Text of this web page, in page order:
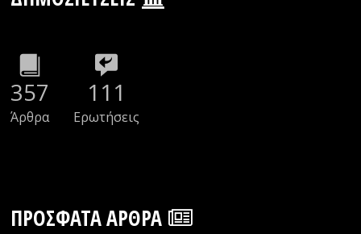
357
Άρθρα
111
Ερωτήσεις
ΠΡΌΣΦΑΤΑ ΆΡΘΡΑ